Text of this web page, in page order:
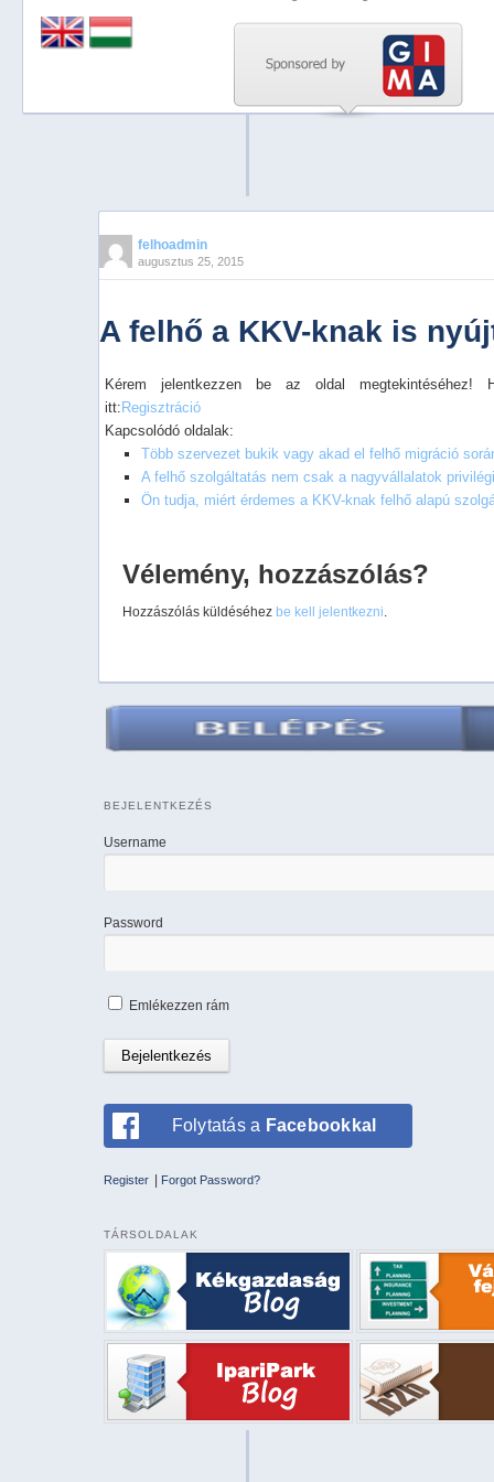
felhoadmin
augusztus 25, 2015
A felhő a KKV-knak is
Kérem jelentkezzen be az oldal megtekintéséhez!
itt: Regisztráció
Kapcsolódó oldalak:
Több szervezet bukik vagy akad el felhő migráció
A felhő szolgáltatás nem csak a nagyvállalatok
Ön tudja, miért érdemes a KKV-knak felhő alapú
Vélemény, hozzászólás?
Hozzászólás küldéséhez be kell jelentkezni.
BEJELENTKEZÉS
Username
Password
Emlékezzen rám
Folytatás a Facebookkal
Register Forgot Password?
TÁRSOLDALAK